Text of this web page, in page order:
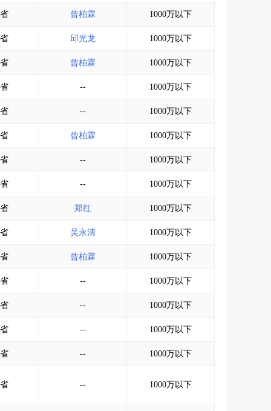
曾柏霖 1000万以下
邱光龙 1000万以下
曾柏霖 1000万以下
-- 1000万以下
-- 1000万以下
曾柏霖 1000万以下
-- 1000万以下
-- 1000万以下
郑红 1000万以下
吴永清 1000万以下
曾柏霖 1000万以下
-- 1000万以下
-- 1000万以下
-- 1000万以下
-- 1000万以下
-- 1000万以下